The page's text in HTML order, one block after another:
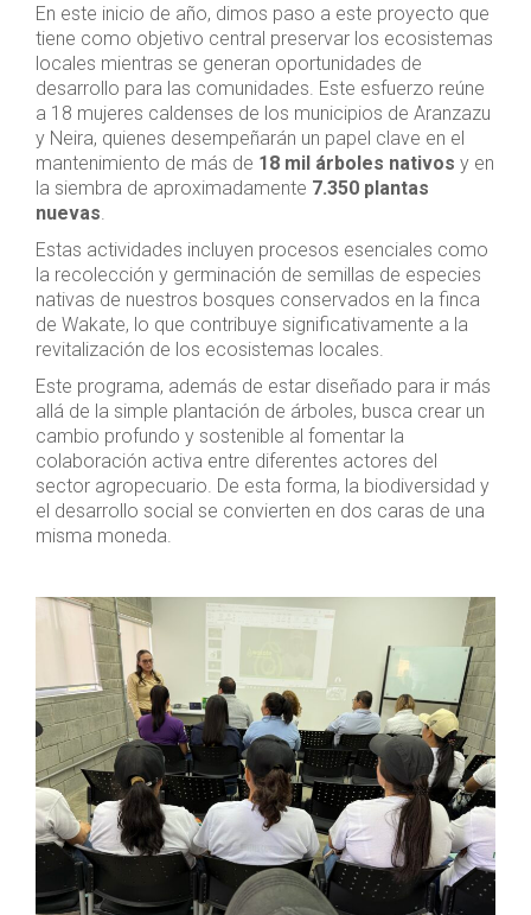
En este inicio de año, dimos paso a este proyecto que
tiene como objetivo central preservar los ecosistemas
locales mientras se generan oportunidades de
desarrollo para las comunidades. Este esfuerzo reúne
a 18 mujeres caldenses de los municipios de Aranzazu
y Neira, quienes desempeñarán un papel clave en el
mantenimiento de más de 18 mil árboles nativos y en
la siembra de aproximadamente 7.350 plantas
nuevas
Estas actividades incluyen procesos esenciales como
la recolección y germinación de semillas de especies
nativas de nuestros bosques conservados en la finca
de Wakate, lo que contribuye significativamente a la
revitalización de los ecosistemas locales.
Este programa, además de estar diseñado para ir más
allá de la simple plantación de árboles, busca crear un
cambio profundo y sostenible al fomentar la
colaboración activa entre diferentes actores del
sector agropecuario. De esta forma, la biodiversidad y
el desarrollo social se convierten en dos caras de una
misma moneda.